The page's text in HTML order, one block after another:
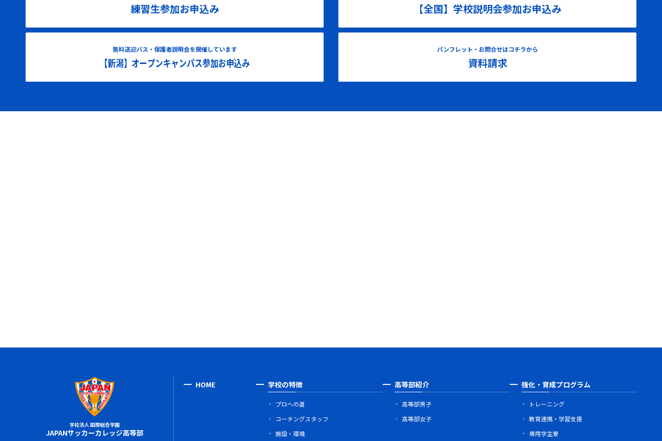
練習生参加お申込み 【全国】学校説明会参加お申込み
無料送迎バス・保護者説明会を開催しています
【新潟】オープンキャンパス参加お申込み
パンフレット・お問合せはコチラから
資料請求
HOME 学校の特徴
プロへの道
コーチングスタッフ
施設・環境
高等部紹介
高等部男子
高等部女子
強化・育成プログラム
トレーニング
教育連携・学習支援
専用学生寮
学校法人 国際総合学園
JAPANサッカーカレッジ高等部